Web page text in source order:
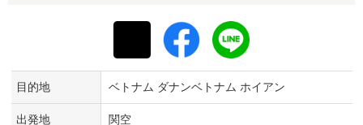
目的地 ベトナム ダナンベトナム ホイアン
出発地 関空